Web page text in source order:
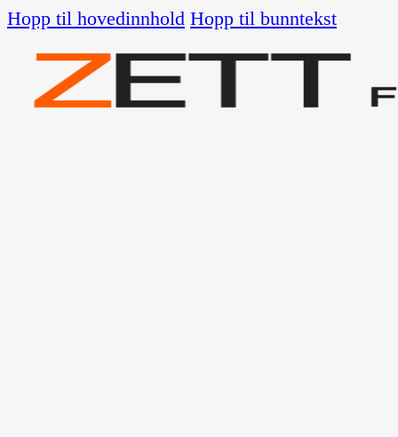
Hopp til hovedinnhold Hopp til bunntekst